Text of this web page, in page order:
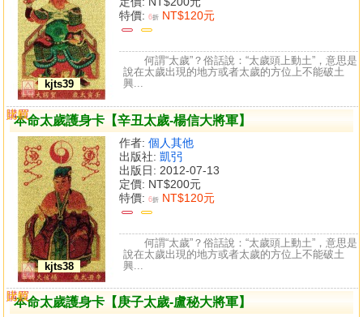
kjts39
特價: 6折 NT$120元
何謂“太歲”？俗話說：“太歲頭上動土”，意思是
說在太歲出現的地方或者太歲的方位上不能破土
興...
本命太歲護身卡【辛丑太歲-楊信大將軍】
kjts38
作者: 個人其他
出版社: 凱弜
出版日: 2012-07-13
定價: NT$200元
特價: 6折 NT$120元
購買
比較
何謂“太歲”？俗話說：“太歲頭上動土”，意思是
說在太歲出現的地方或者太歲的方位上不能破土
興...
本命太歲護身卡【庚子太歲-盧秘大將軍】
購買
比較